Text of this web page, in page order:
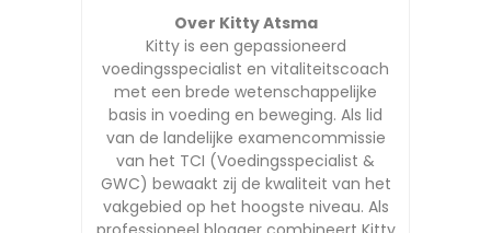
Over Kitty Atsma
Kitty is een gepassioneerd
voedingsspecialist en vitaliteitscoach
met een brede wetenschappelijke
basis in voeding en beweging. Als lid
van de landelijke examencommissie
van het TCI (Voedingsspecialist &
GWC) bewaakt zij de kwaliteit van het
vakgebied op het hoogste niveau. Als